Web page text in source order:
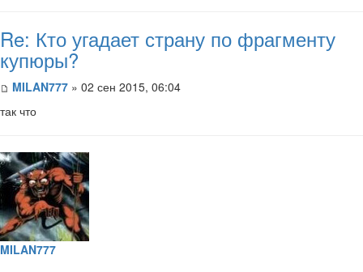
Re: Кто угадает страну по фрагменту
купюры?
MILAN777 » 02 сен 2015, 06:04
так что
MILAN777